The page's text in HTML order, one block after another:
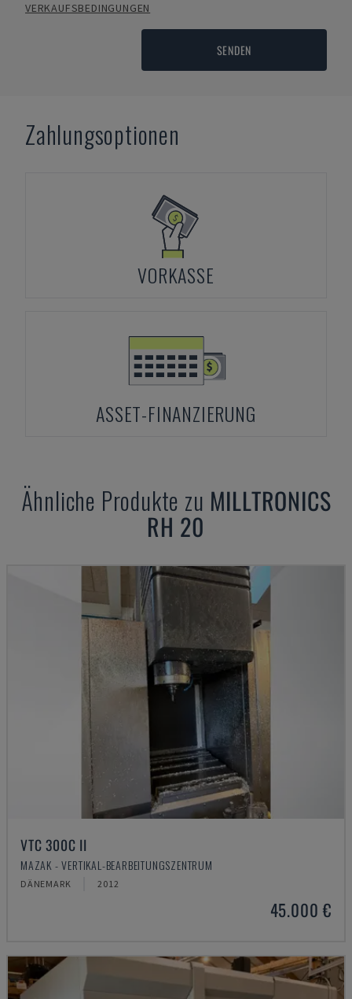
VERKAUFSBEDINGUNGEN
SENDEN
Zahlungsoptionen
VORKASSE
ASSET-FINANZIERUNG
Ähnliche Produkte zu MILLTRONICS
RH 20
VTC 300C II
MAZAK - VERTIKAL-BEARBEITUNGSZENTRUM
DÄNEMARK 2012
45.000 €